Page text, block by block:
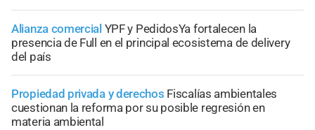
Alianza comercial YPF y PedidosYa fortalecen la
presencia de Full en el principal ecosistema de delivery
del país
Propiedad privada y derechos Fiscalías ambientales
cuestionan la reforma por su posible regresión en
materia ambiental